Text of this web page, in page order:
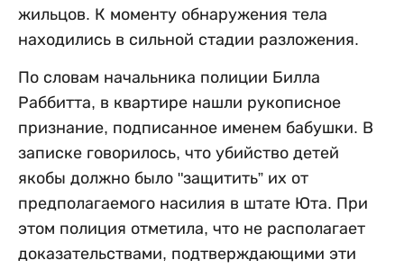
жильцов. К моменту обнаружения тела
находились в сильной стадии разложения.
По словам начальника полиции Билла
Раббитта, в квартире нашли рукописное
признание, подписанное именем бабушки. В
записке говорилось, что убийство детей
якобы должно было "защитить” их от
предполагаемого насилия в штате Юта. При
этом полиция отметила, что не располагает
доказательствами, подтверждающими эти